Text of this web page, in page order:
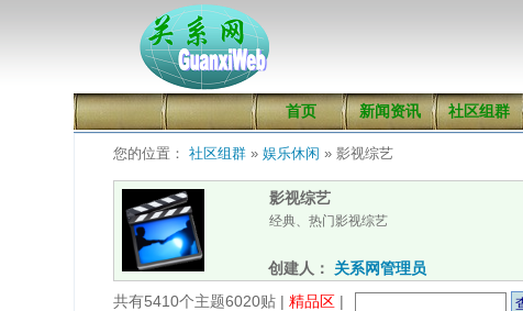
首页 新闻资讯 社区组群
您的位置：社区组群 »娱乐休闲 » 影视综艺
影视综艺
经典、热门影视综艺
创建人： 关系网管理员
共有5410个主题6020贴 |精品区 |